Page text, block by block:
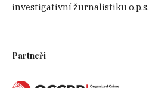
investigativní žurnalistiku o.p.s.
Partneři